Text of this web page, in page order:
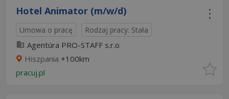
Hotel Animator (m/w/d)
Umowa o pracę Rodzaj pracy: Stała
Agentúra PRO-STAFF s.r.o
Hiszpania +100km
pracuj.pl